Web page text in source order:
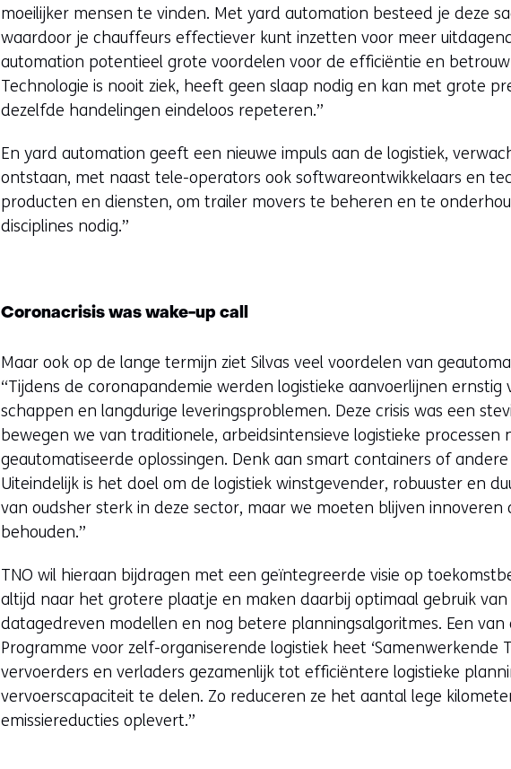
moeilijker mensen te vinden. Met yard automation besteed je deze
waardoor je chauffeurs effectiever kunt inzetten voor meer
automation potentieel grote voordelen voor de efficiëntie en
Technologie is nooit ziek, heeft geen slaap nodig en kan met grote
dezelfde handelingen eindeloos repeteren.”
En yard automation geeft een nieuwe impuls aan de logistiek,
ontstaan, met naast tele-operators ook softwareontwikkelaars en
producten en diensten, om trailer movers te beheren en te
disciplines nodig.”
Coronacrisis was wake-up call
Maar ook op de lange termijn ziet Silvas veel voordelen van
“Tijdens de coronapandemie werden logistieke aanvoerlijnen
schappen en langdurige leveringsproblemen. Deze crisis was een
bewegen we van traditionele, arbeidsintensieve logistieke processen
geautomatiseerde oplossingen. Denk aan smart containers of
Uiteindelijk is het doel om de logistiek winstgevender, robuuster en
van oudsher sterk in deze sector, maar we moeten blijven innoveren
behouden.”
TNO wil hieraan bijdragen met een geïntegreerde visie op
altijd naar het grotere plaatje en maken daarbij optimaal gebruik van
datagedreven modellen en nog betere planningsalgoritmes. Een van
Programme voor zelf-organiserende logistiek heet ‘Samenwerkende
vervoerders en verladers gezamenlijk tot efficiëntere logistieke
vervoerscapaciteit te delen. Zo reduceren ze het aantal lege
emissiereducties oplevert.”